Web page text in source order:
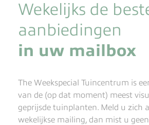
Wekelijks de
aanbiedingen
in uw mailbox
The Weekspecial Tuincentrum is
van de (op dat moment) meest
geprijsde tuinplanten. Meld u zich
wekelijkse mailing, dan mist u